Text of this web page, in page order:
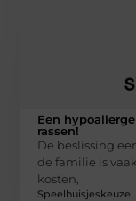
Een
rassen!
De beslissing
de familie is
kosten,
Speelhuisjeskeuze